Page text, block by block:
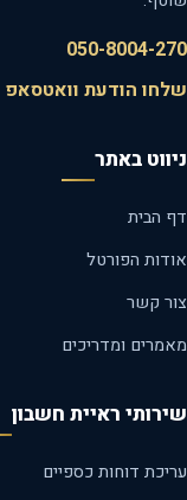
050-8004-
הודעת וואטסאפ
באתר
הבית
הפורטל
קשר
ומדריכים
ראיית חשבון
דוחות כספיים